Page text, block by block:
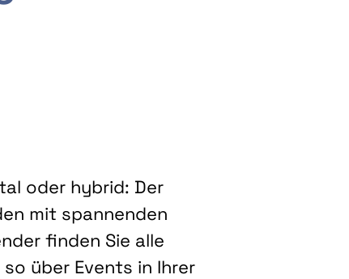
oder hybrid: Der
mit spannenden
finden Sie alle
über Events in Ihrer